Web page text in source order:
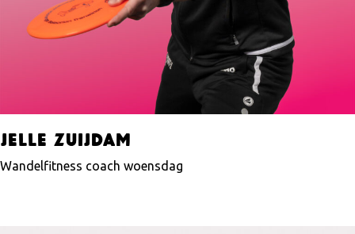
Jelle Zuijdam
Wandelfitness coach woensdag